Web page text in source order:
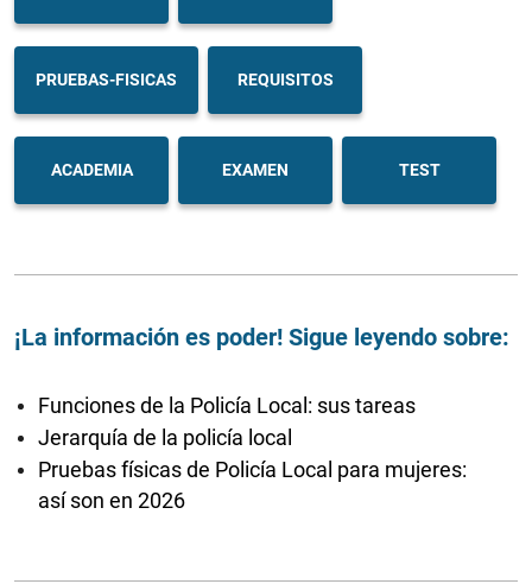
PRUEBAS-FISICAS REQUISITOS
ACADEMIA EXAMEN TEST
¡La información es poder! Sigue leyendo sobre:
Funciones de la Policía Local: sus tareas
Jerarquía de la policía local
Pruebas físicas de Policía Local para mujeres:
así son en 2026